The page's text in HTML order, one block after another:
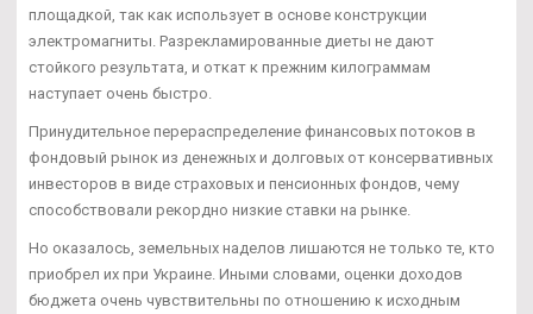
площадкой, так как использует в основе конструкции
электромагниты. Разрекламированные диеты не дают
стойкого результата, и откат к прежним килограммам
наступает очень быстро.
Принудительное перераспределение финансовых потоков в
фондовый рынок из денежных и долговых от консервативных
инвесторов в виде страховых и пенсионных фондов, чему
способствовали рекордно низкие ставки на рынке.
Но оказалось, земельных наделов лишаются не только те, кто
приобрел их при Украине. Иными словами, оценки доходов
бюджета очень чувствительны по отношению к исходным